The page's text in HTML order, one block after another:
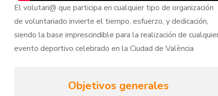
El volutari@ que participa en cualquier tipo de organización
de voluntariado invierte el tiempo, esfuerzo, y dedicación,
siendo la base imprescindible para la realización de
evento deportivo celebrado en la Ciudad de València
Objetivos generales